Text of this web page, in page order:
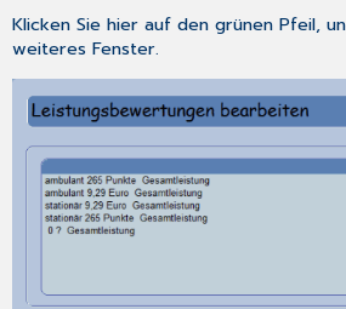
Klicken Sie hier auf den grünen Pfeil,
weiteres Fenster.